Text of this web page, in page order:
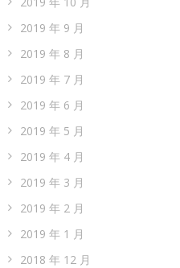
2019 年 9 月
2019 年 8 月
2019 年 7 月
2019 年 6 月
2019 年 5 月
2019 年 4 月
2019 年 3 月
2019 年 2 月
2019 年 1 月
2018 年 12 月